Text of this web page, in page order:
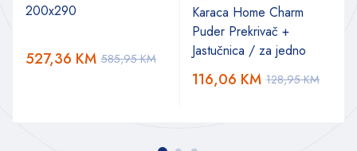
200x290
585,95KM
527,36 KM
Karaca Home Charm
Puder Prekrivač +
Jastučnica / za jedno
128,95KM
116,06 KM